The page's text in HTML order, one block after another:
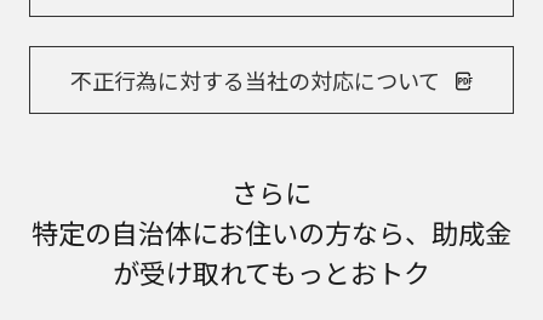
不正行為に対する当社の対応について
さらに
特定の自治体にお住いの方なら、助成金
が受け取れてもっとおトク